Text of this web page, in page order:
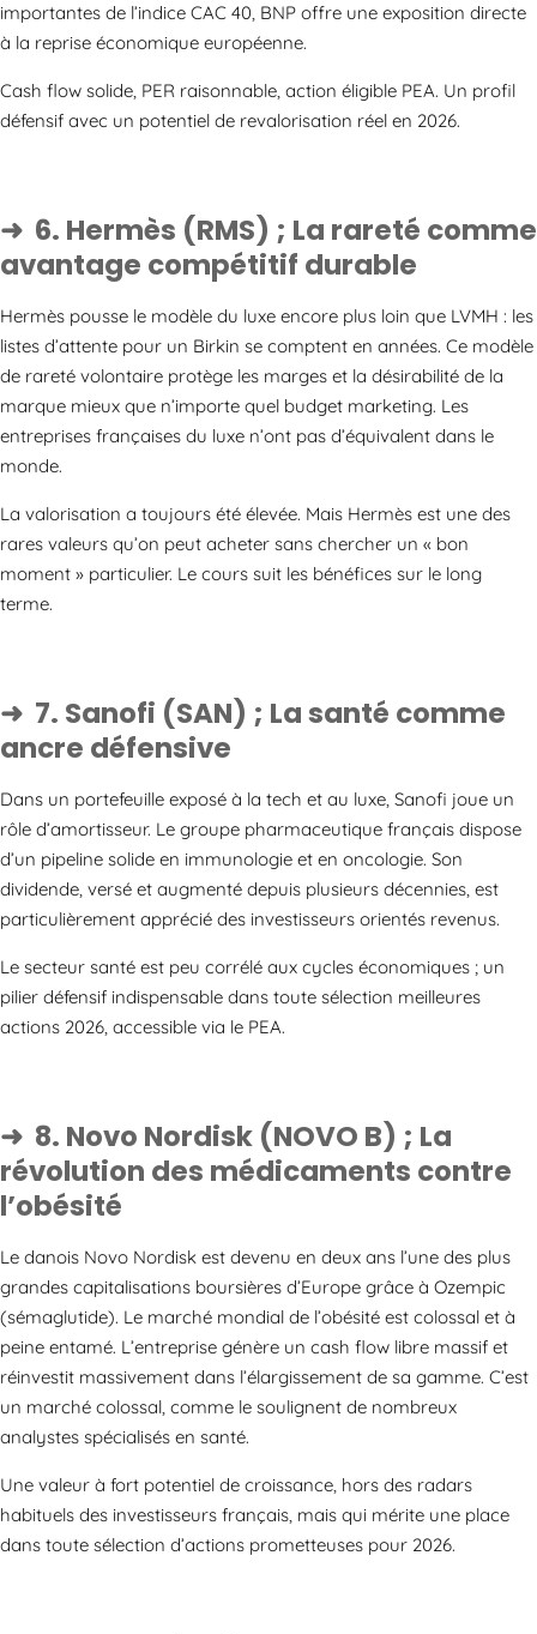
importantes de l’indice CAC 40, BNP offre une exposition directe
à la reprise économique européenne.
Cash flow solide, PER raisonnable, action éligible PEA. Un profil
défensif avec un potentiel de revalorisation réel en 2026.
6. Hermès (RMS) ; La rareté comme
avantage compétitif durable
Hermès pousse le modèle du luxe encore plus loin que LVMH : les
listes d’attente pour un Birkin se comptent en années. Ce modèle
de rareté volontaire protège les marges et la désirabilité de la
marque mieux que n’importe quel budget marketing. Les
entreprises françaises du luxe n’ont pas d’équivalent dans le
monde.
La valorisation a toujours été élevée. Mais Hermès est une des
rares valeurs qu’on peut acheter sans chercher un « bon
moment » particulier. Le cours suit les bénéfices sur le long
terme.
7. Sanofi (SAN) ; La santé comme
ancre défensive
Dans un portefeuille exposé à la tech et au luxe, Sanofi joue un
rôle d’amortisseur. Le groupe pharmaceutique français dispose
d’un pipeline solide en immunologie et en oncologie. Son
dividende, versé et augmenté depuis plusieurs décennies, est
particulièrement apprécié des investisseurs orientés revenus.
Le secteur santé est peu corrélé aux cycles économiques ; un
pilier défensif indispensable dans toute sélection meilleures
actions 2026, accessible via le PEA.
8. Novo Nordisk (NOVO B) ; La
révolution des médicaments contre
l’obésité
Le danois Novo Nordisk est devenu en deux ans l’une des plus
grandes capitalisations boursières d’Europe grâce à Ozempic
(sémaglutide). Le marché mondial de l’obésité est colossal et à
peine entamé. L’entreprise génère un cash flow libre massif et
réinvestit massivement dans l’élargissement de sa gamme. C’est
un marché colossal, comme le soulignent de nombreux
analystes spécialisés en santé.
Une valeur à fort potentiel de croissance, hors des radars
habituels des investisseurs français, mais qui mérite une place
dans toute sélection d’actions prometteuses pour 2026.